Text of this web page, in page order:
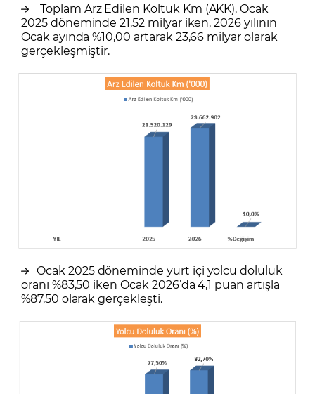
Toplam Arz Edilen Koltuk Km (AKK), Ocak
2025 döneminde 21,52 milyar iken, 2026 yılının
Ocak ayında %10,00 artarak 23,66 milyar olarak
gerçekleşmiştir.
Ocak 2025 döneminde yurt içi yolcu doluluk
oranı %83,50 iken Ocak 2026’da 4,1 puan artışla
%87,50 olarak gerçekleşti.